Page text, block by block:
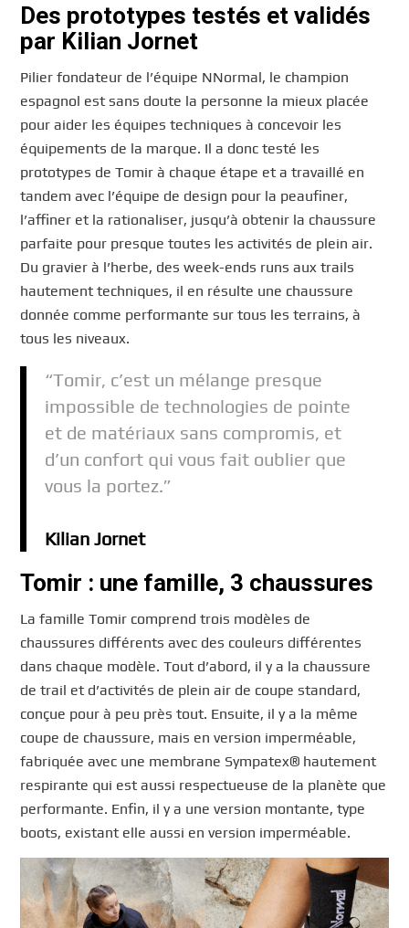
Des prototypes testés et validés
par Kilian Jornet
Pilier fondateur de l’équipe NNormal, le champion
espagnol est sans doute la personne la mieux placée
pour aider les équipes techniques à concevoir les
équipements de la marque. Il a donc testé les
prototypes de Tomir à chaque étape et a travaillé en
tandem avec l’équipe de design pour la peaufiner,
l’affiner et la rationaliser, jusqu’à obtenir la chaussure
parfaite pour presque toutes les activités de plein air.
Du gravier à l’herbe, des week-ends runs aux trails
hautement techniques, il en résulte une chaussure
donnée comme performante sur tous les terrains, à
tous les niveaux.
“Tomir, c’est un mélange presque
impossible de technologies de pointe
et de matériaux sans compromis, et
d’un confort qui vous fait oublier que
vous la portez.”
Kilian Jornet
Tomir : une famille, 3 chaussures
La famille Tomir comprend trois modèles de
chaussures différents avec des couleurs différentes
dans chaque modèle. Tout d’abord, il y a la chaussure
de trail et d’activités de plein air de coupe standard,
conçue pour à peu près tout. Ensuite, il y a la même
coupe de chaussure, mais en version imperméable,
fabriquée avec une membrane Sympatex® hautement
respirante qui est aussi respectueuse de la planète que
performante. Enfin, il y a une version montante, type
boots, existant elle aussi en version imperméable.